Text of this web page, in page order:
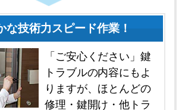
な技術力スピード作業！
「ご安心ください」鍵
トラブルの内容にもよ
りますが、ほとんどの
修理・鍵開け・他トラ